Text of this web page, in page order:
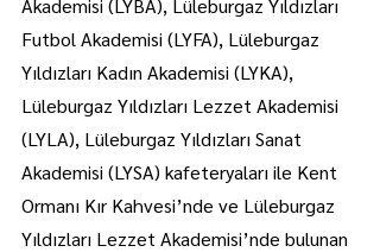
Futbol Akademisi (LYFA), Lüleburgaz
Yıldızları Kadın Akademisi (LYKA),
Lüleburgaz Yıldızları Lezzet Akademisi
(LYLA), Lüleburgaz Yıldızları Sanat
Akademisi (LYSA) kafeteryaları ile Kent
Ormanı Kır Kahvesi’nde ve Lüleburgaz
Yıldızları Lezzet Akademisi’nde bulunan